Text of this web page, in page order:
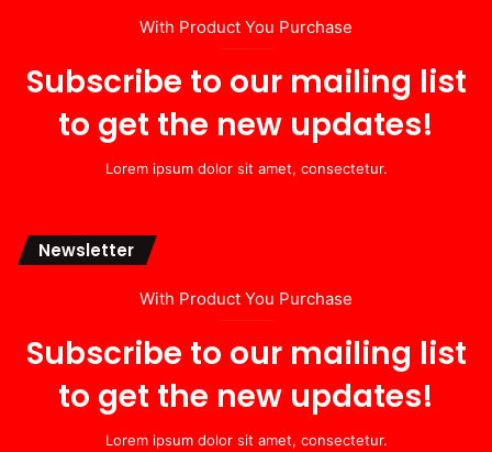
With Product You Purchase
Subscribe to our mailing list
to get the new updates!
Lorem ipsum dolor sit amet, consectetur.
Newsletter
With Product You Purchase
Subscribe to our mailing list
to get the new updates!
Lorem ipsum dolor sit amet, consectetur.